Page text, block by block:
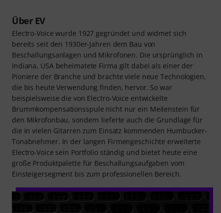
Über EV
Electro-Voice wurde 1927 gegründet und widmet sich
bereits seit den 1930er-Jahren dem Bau von
Beschallungsanlagen und Mikrofonen. Die ursprünglich in
Indiana, USA beheimatete Firma gilt dabei als einer der
Pioniere der Branche und brachte viele neue Technologien,
die bis heute Verwendung finden, hervor. So war
beispielsweise die von Electro-Voice entwickelte
Brummkompensationsspule nicht nur ein Meilenstein für
den Mikrofonbau, sondern lieferte auch die Grundlage für
die in vielen Gitarren zum Einsatz kommenden Humbucker-
Tonabnehmer. In der langen Firmengeschichte erweiterte
Electro-Voice sein Portfolio ständig und bietet heute eine
große Produktpalette für Beschallungsaufgaben vom
Einsteigersegment bis zum professionellen Bereich.